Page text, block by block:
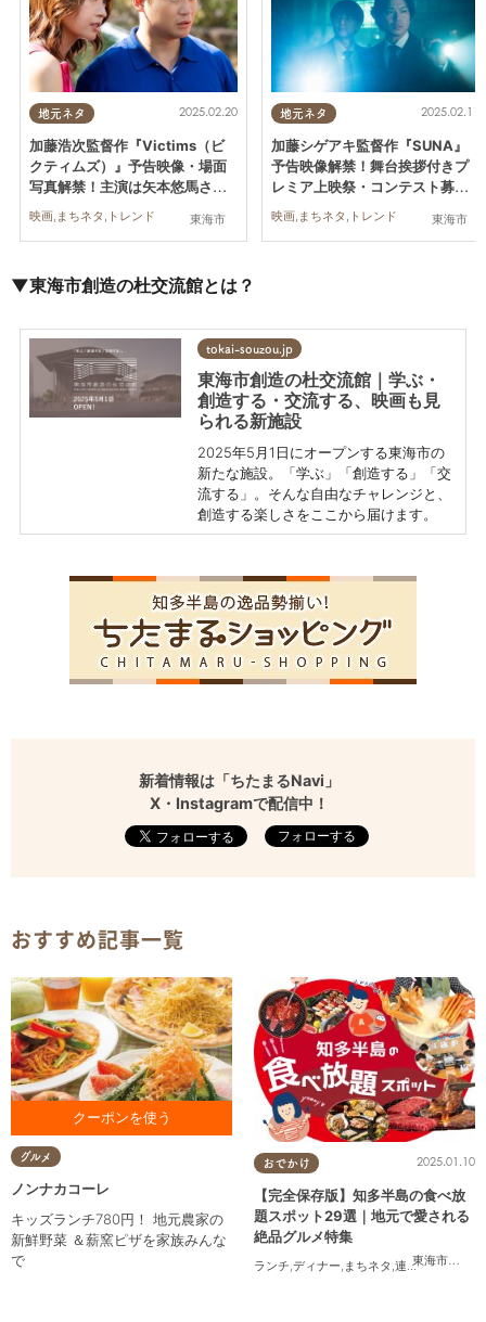
地元ネタ
東海市
2025.02.20
加藤浩次監督作『Victims（ビ
クティムズ）』予告映像・場面
写真解禁！主演は矢本悠馬さん
【MIRRORLIAR FILMS Season
7】
映画,まちネタ,トレンド
地元ネタ
東海市
2025.02.11
加藤シゲアキ監督作『SUNA』
予告映像解禁！舞台挨拶付きプ
レミア上映祭・コンテスト募集
ほか最新情報続々【MIRRORLIA
R FILMS Season7】
映画,まちネタ,トレンド
▼東海市創造の杜交流館とは？
tokai-souzou.jp
東海市創造の杜交流館｜学ぶ・
創造する・交流する、映画も見
られる新施設
2025年5月1日にオープンする東海市の
新たな施設。「学ぶ」「創造する」「交
流する」。そんな自由なチャレンジと、
創造する楽しさをここから届けます。
新着情報は「ちたまるNavi」
X・Instagramで配信中！
フォローする
おすすめ記事一覧
お食事をご利用の方に カタラ
ーナプレゼント ※1クーポンで
最大4名様まで対応
グルメ
ノンナカコーレ
キッズランチ780円！ 地元農家の
新鮮野菜 ＆薪窯ピザを家族みんな
で
おでかけ
東海市
,大府
2025.01.10
【完全保存版】知多半島の食べ放
題スポット29選｜地元で愛される
絶品グルメ特集
ランチ,ディナー, まちネタ ,連載 ,コスパ抜群